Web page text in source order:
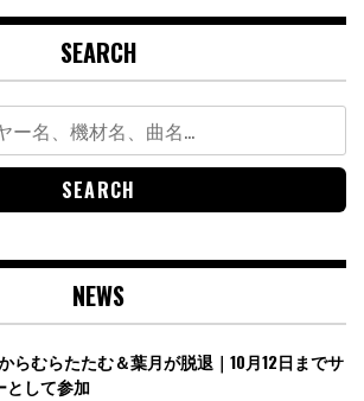
SEARCH
NEWS
からむらたたむ＆葉月が脱退｜10月12日までサ
として参加